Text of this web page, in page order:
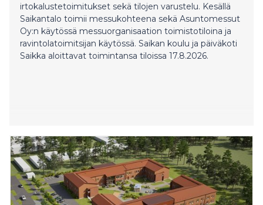
irtokalustetoimitukset sekä tilojen varustelu. Kesällä
Saikantalo toimii messukohteena sekä Asuntomessut
Oy:n käytössä messuorganisaation toimistotiloina ja
ravintolatoimitsijan käytössä. Saikan koulu ja päiväkoti
Saikka aloittavat toimintansa tiloissa 17.8.2026.